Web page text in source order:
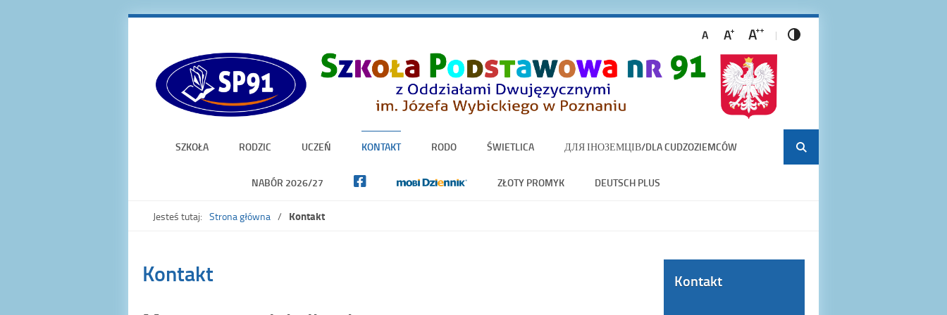
SZKOŁA RODZIC UCZEŃ KONTAKT RODO ŚWIETLICA ДЛЯ ІНОЗЕМЦІВ/DLA CUDZOZIEMCÓW
NABÓR 2026/27 ZŁOTY PROMYK DEUTSCH PLUS
Jesteś tutaj: Strona główna Kontakt
Kontakt
Kontakt